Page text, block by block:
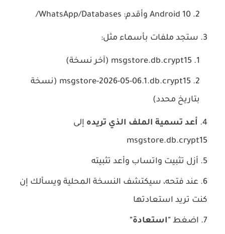
Android 10 وأقدم: WhatsApp/Databases/
ستجد ملفات بأسماء مثل:
msgstore.db.crypt15(آخر نسخة)
msgstore-2026-05-06.1.db.crypt15(نسخة
بتاريخ محدد)
أعد تسمية الملف الذي تريدهإلى
msgstore.db.crypt15
أزل تثبيت واتساب وأعد تثبيته
عند فتحه، سيكتشف النسخة المحلية ويسألك إن
كنت تريد استعادتها
اضغط"استعادة"